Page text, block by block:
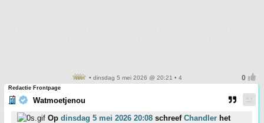
• dinsdag 5 mei 2026 @ 20:21 • 4
Redactie Frontpage
Watmoetjenou
Op dinsdag 5 mei 2026 20:08 schreef Chandler het